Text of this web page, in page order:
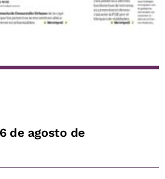
de agosto de